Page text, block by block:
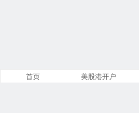
首页 美股港开户